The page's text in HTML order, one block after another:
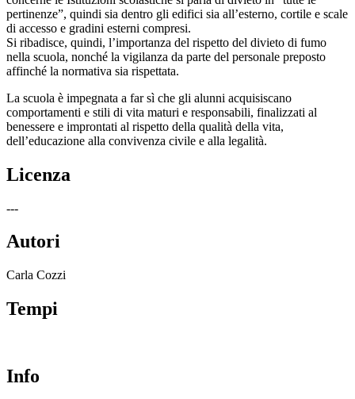
pertinenze”, quindi sia dentro gli edifici sia all’esterno, cortile e scale
di accesso e gradini esterni compresi.
Si ribadisce, quindi, l’importanza del rispetto del divieto di fumo
nella scuola, nonché la vigilanza da parte del personale preposto
affinché la normativa sia rispettata.
La scuola è impegnata a far sì che gli alunni acquisiscano
comportamenti e stili di vita maturi e responsabili, finalizzati al
benessere e improntati al rispetto della qualità della vita,
dell’educazione alla convivenza civile e alla legalità.
Licenza
---
Autori
Carla Cozzi
Tempi
Info